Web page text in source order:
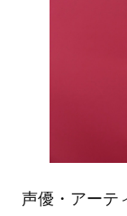
声優・アーテ